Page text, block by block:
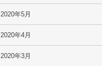
2020年5月
2020年4月
2020年3月